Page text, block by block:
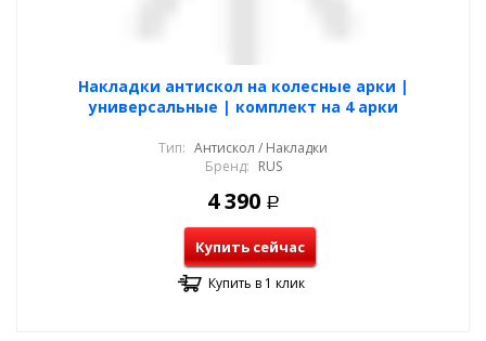
Накладки антискол на колесные арки |
универсальные | комплект на 4 арки
Тип: Антискол / Накладки
Бренд: RUS
4 390 Р
Купить сейчас
Купить в 1 клик